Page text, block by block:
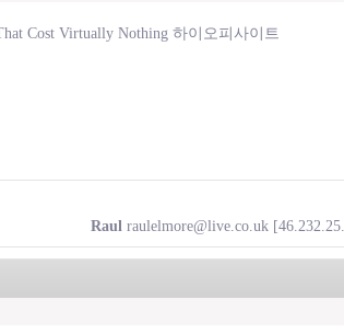
Cost Virtually Nothing 하이오피사이트
Raul raulelmore@live.co.uk